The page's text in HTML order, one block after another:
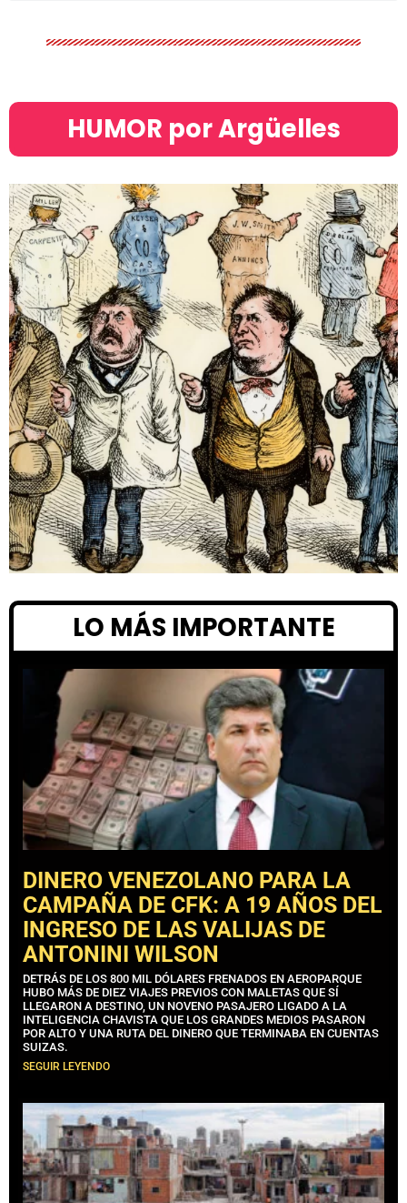
HUMOR por Argüelles​
LO MÁS IMPORTANTE
DINERO VENEZOLANO PARA LA
CAMPAÑA DE CFK: A 19 AÑOS DEL
INGRESO DE LAS VALIJAS DE
ANTONINI WILSON
DETRÁS DE LOS 800 MIL DÓLARES FRENADOS EN AEROPARQUE
HUBO MÁS DE DIEZ VIAJES PREVIOS CON MALETAS QUE SÍ
LLEGARON A DESTINO, UN NOVENO PASAJERO LIGADO A LA
INTELIGENCIA CHAVISTA QUE LOS GRANDES MEDIOS PASARON
POR ALTO Y UNA RUTA DEL DINERO QUE TERMINABA EN CUENTAS
SUIZAS.
SEGUIR LEYENDO